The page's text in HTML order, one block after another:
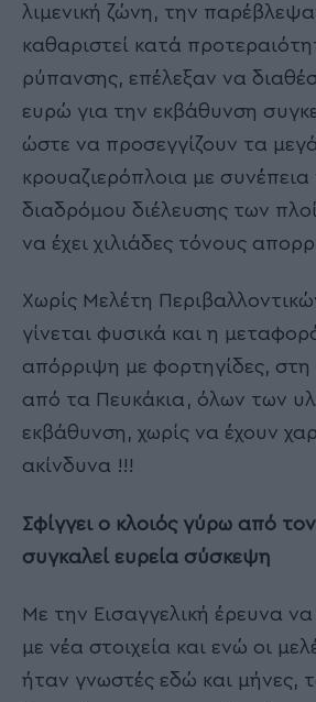
λιμενική ζώνη, την
καθαριστεί κατά
ρύπανσης, επέλεξαν να
ευρώ για την εκβάθυνση
ώστε να προσεγγίζουν τα
κρουαζιερόπλοια με
διαδρόμου διέλευσης των
να έχει χιλιάδες τόνους
Χωρίς Μελέτη
γίνεται φυσικά και η
απόρριψη με φορτηγίδες,
από τα Πευκάκια, όλων των
εκβάθυνση, χωρίς να έχουν
ακίνδυνα !!!
Σφίγγει ο κλοιός γύρω από
συγκαλεί ευρεία σύσκεψη
Με την Εισαγγελική έρευνα να
με νέα στοιχεία και ενώ οι
ήταν γνωστές εδώ και μήνες,